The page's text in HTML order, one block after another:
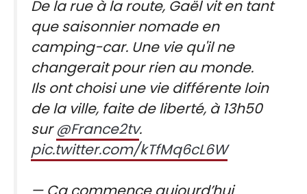
De la rue à la route, Gaël vit en tant
que saisonnier nomade en
camping-car. Une vie qu'il ne
changerait pour rien au monde.
Ils ont choisi une vie différente loin
de la ville, faite de liberté, à 13h50
sur@France2tv.
pic.twitter.com/kTfMq6cL6W